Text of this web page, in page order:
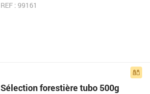
REF : 99161
Sélection forestière tubo 500g